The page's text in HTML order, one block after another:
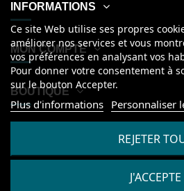
INFORMATIONS
MON COMPTE
BOUTIQUE
Ce site Web utilise ses propres
améliorer nos services et vous
vos préférences en analysant vos
Pour donner votre consentement à
sur le bouton Accepter.
Plus d'informations Personnaliser
REJETER
J'ACCEPTE
© Kanumera, tous